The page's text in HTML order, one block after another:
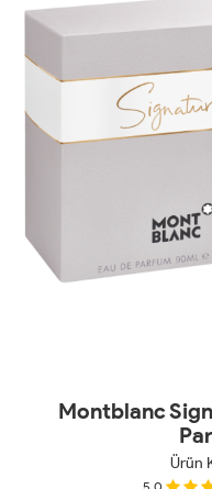
Montblanc
Ürün